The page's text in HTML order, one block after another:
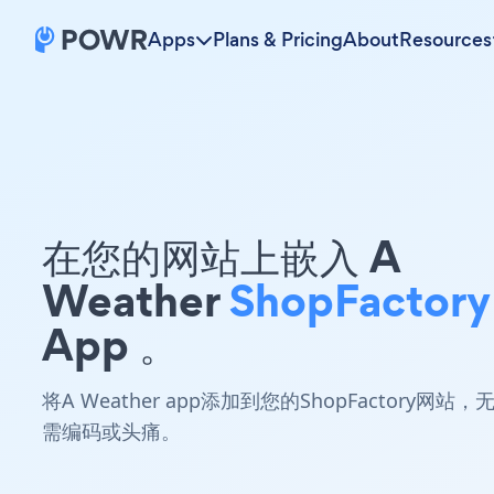
Apps Plans & PricingAboutResources
在您的网站上嵌入 A
WeatherShopFactory
App 。
将A Weather app添加到您的ShopFactory网站，无
需编码或头痛。